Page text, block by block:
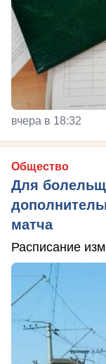
вчера в 18:32
Общество
Для
матча
Расписание